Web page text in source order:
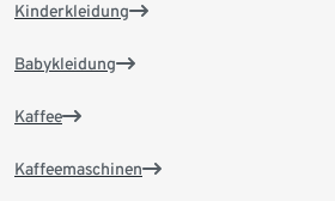
Kinderkleidung
Babykleidung
Kaffee
Kaffeemaschinen